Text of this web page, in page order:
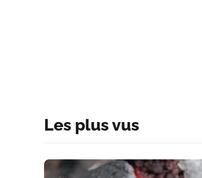
Les plus vus